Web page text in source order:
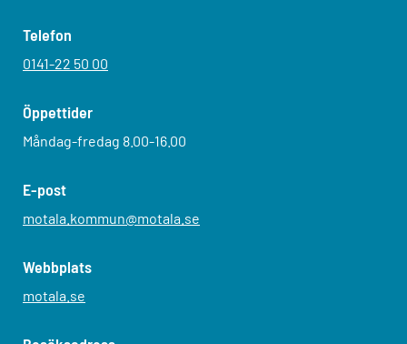
Telefon
0141-22 50 00
E-post
motala.kommun@motala.se
Öppettider
Måndag-fredag 8.00-16.00
Webbplats
motala.se